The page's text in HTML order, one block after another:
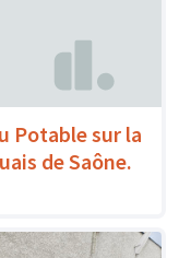
Potable sur la
de Saône.